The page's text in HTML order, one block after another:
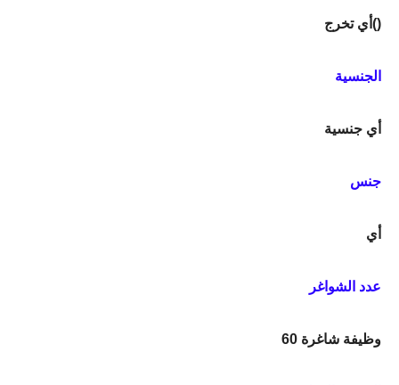
أي تخرج()
الجنسية
أي جنسية
جنس
أي
عدد الشواغر
60 وظيفة شاغرة